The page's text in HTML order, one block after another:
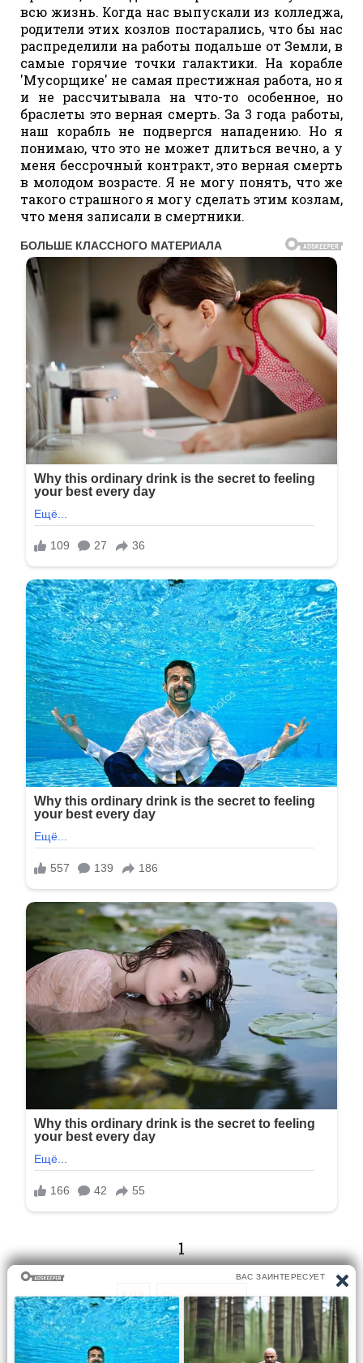
всю жизнь. Когда нас выпускали из колледжа,
родители этих козлов постарались, что бы нас
распределили на работы подальше от Земли, в
самые горячие точки галактики. На корабле
'Мусорщике' не самая престижная работа, но я
и не рассчитывала на что-то особенное, но
браслеты это верная смерть. За 3 года работы,
наш корабль не подвергся нападению. Но я
понимаю, что это не может длиться вечно, а у
меня бессрочный контракт, это верная смерть
в молодом возрасте. Я не могу понять, что же
такого страшного я могу сделать этим козлам,
что меня записали в смертники.
1
1/18 Следующая
Перейти на страницу: